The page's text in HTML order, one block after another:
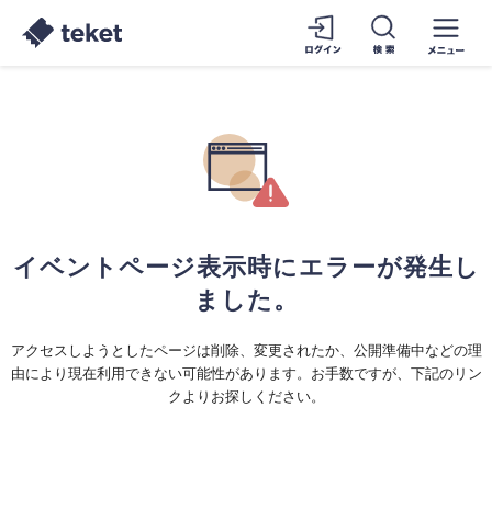
イベントページ表示時にエラーが発生し
ました。
アクセスしようとしたページは削除、変更されたか、公開準備中などの理
由により現在利用できない可能性があります。お手数ですが、下記のリン
クよりお探しください。